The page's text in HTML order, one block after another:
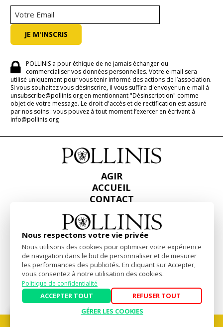
POLLINIS a pour éthique de ne jamais échanger ou
commercialiser vos données personnelles. Votre e-mail sera
utilisé uniquement pour vous tenir informé des actions de l’association.
Si vous souhaitez vous désinscrire, il vous suffira d'envoyer un e-mail à
unsubscribe@pollinis.org en mentionnant "Désinscription" comme
objet de votre message. Le droit d'accès et de rectification est assuré
par nos soins : vous pouvez à tout moment l’exercer en écrivant à
info@pollinis.org
AGIR
ACCUEIL
CONTACT
RAPPORTS & BILANS
FacebookLinkedinInstagram
Mentions Légales-Politique de confidentialité
Website byakiprod
Nous respectons votre vie privée
Nous utilisons des cookies pour optimiser votre expérience
de navigation dans le but de personnaliser et de mesurer
les performances des publicités. En cliquant sur Accepter,
vous consentez à notre utilisation des cookies.
Politique de confidentialité
ACCEPTER TOUT
REFUSER TOUT
GÉRER LES COOKIES